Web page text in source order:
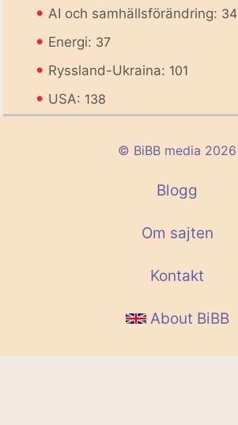
• AI och samhällsförändring: 34
• Energi: 37
• Ryssland-Ukraina: 101
• USA: 138
© BiBB media 2026
Blogg
Om sajten
Kontakt
About BiBB